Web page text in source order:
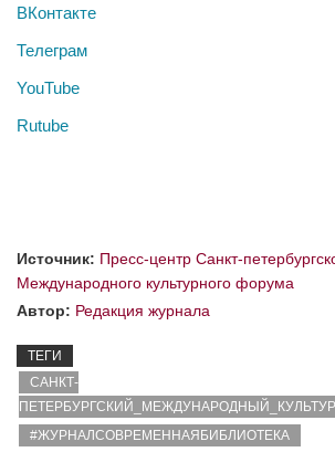
ВКонтакте
Телеграм
YouTube
Rutube
Источник: Пресс-центр Санкт-
Международного культурного форума
Автор: Редакция журнала
ТЕГИ
САНКТ-
#ЖУРНАЛСОВРЕМЕННАЯБИБЛИОТЕКА